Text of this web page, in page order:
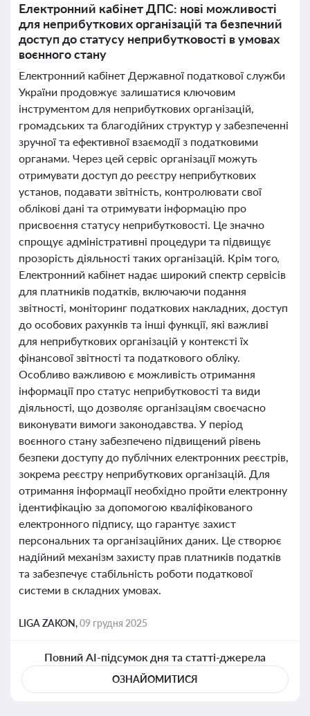
Електронний кабінет ДПС: нові можливості
для неприбуткових організацій та безпечний
доступ до статусу неприбутковості в умовах
воєнного стану
Електронний кабінет Державної податкової служби
України продовжує залишатися ключовим
інструментом для неприбуткових організацій,
громадських та благодійних структур у забезпеченні
зручної та ефективної взаємодії з податковими
органами. Через цей сервіс організації можуть
отримувати доступ до реєстру неприбуткових
установ, подавати звітність, контролювати свої
облікові дані та отримувати інформацію про
присвоєння статусу неприбутковості. Це значно
спрощує адміністративні процедури та підвищує
прозорість діяльності таких організацій. Крім того,
Електронний кабінет надає широкий спектр сервісів
для платників податків, включаючи подання
звітності, моніторинг податкових накладних, доступ
до особових рахунків та інші функції, які важливі
для неприбуткових організацій у контексті їх
фінансової звітності та податкового обліку.
Особливо важливою є можливість отримання
інформації про статус неприбутковості та види
діяльності, що дозволяє організаціям своєчасно
виконувати вимоги законодавства. У період
воєнного стану забезпечено підвищений рівень
безпеки доступу до публічних електронних реєстрів,
зокрема реєстру неприбуткових організацій. Для
отримання інформації необхідно пройти електронну
ідентифікацію за допомогою кваліфікованого
електронного підпису, що гарантує захист
персональних та організаційних даних. Це створює
надійний механізм захисту прав платників податків
та забезпечує стабільність роботи податкової
системи в складних умовах.
LIGA ZAKON,09 грудня 2025
Повний AI-підсумок дня та статті-джерела
ОЗНАЙОМИТИСЯ